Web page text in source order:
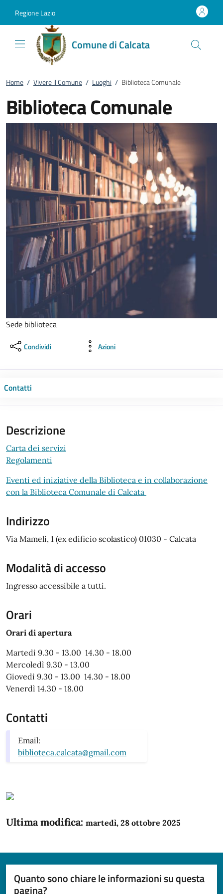
Regione Lazio
Comune di Calcata
Home / Vivere il Comune / Luoghi / Biblioteca Comunale
Biblioteca Comunale
Sede biblioteca
Condividi Azioni
Contatti
Descrizione
Carta dei servizi
Regolamenti
Eventi ed iniziative della Biblioteca e in collaborazione
con la Biblioteca Comunale di Calcata
Indirizzo
Via Mameli, 1 (ex edificio scolastico) 01030 - Calcata
Modalità di accesso
Ingresso accessibile a tutti.
Orari
Orari di apertura
Martedì 9.30 - 13.00 14.30 - 18.00
Mercoledì 9.30 - 13.00
Giovedì 9.30 - 13.00 14.30 - 18.00
Venerdì 14.30 - 18.00
Contatti
Email:
biblioteca.calcata@gmail.com
Ultima modifica: martedì, 28 ottobre 2025
Quanto sono chiare le informazioni su questa
pagina?